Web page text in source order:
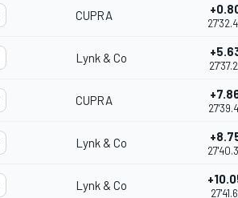
CUPRA
Lynk & Co
CUPRA
Lynk & Co
Lynk & Co